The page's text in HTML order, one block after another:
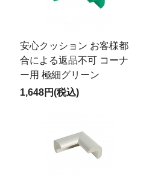
安心クッション お客様都
合による返品不可 コーナ
ー用 極細グリーン
1,648円(税込)